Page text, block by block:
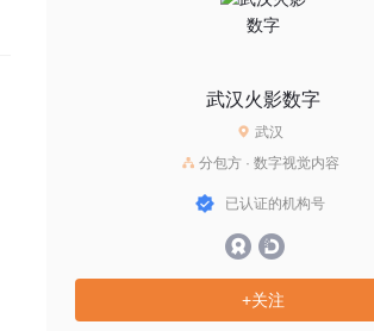
武汉火影数字
武汉
分包方 · 数字视觉内容
已认证的机构号
+关注